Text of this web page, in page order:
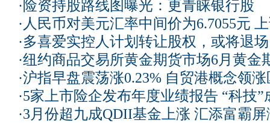
· 险资持股路线图曝光：更青睐银行股
· 人民币对美元汇率中间价为6.7055元
·多喜爱实控人计划转让股权，或将退场
·纽约商品交易所黄金期货市场6月黄金
·沪指早盘震荡涨0.23% 自贸港概念领
·5家上市险企发布年度业绩报告 “科技”
·3月份超九成QDII基金上涨 汇添富霸